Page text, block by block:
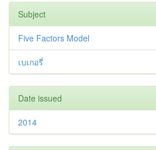
Subject
Five Factors Model
เบเกอรี่
Date issued
2014